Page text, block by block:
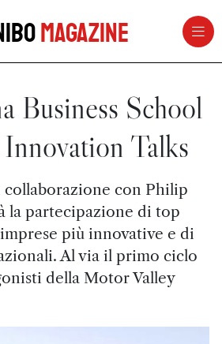
Magazine
Business School
Talks
con Philip
la partecipazione di top
più innovative e di
Al via il primo ciclo
della Motor Valley